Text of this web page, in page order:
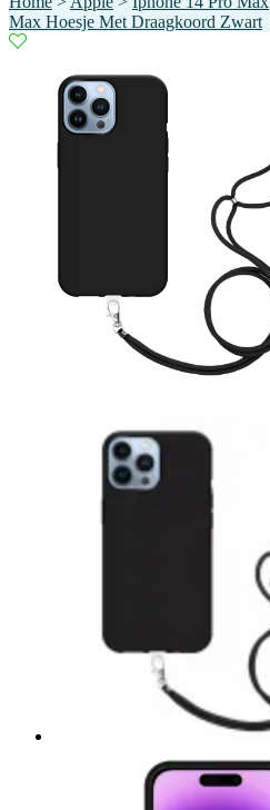
Max Hoesje Met Draagkoord Zwart